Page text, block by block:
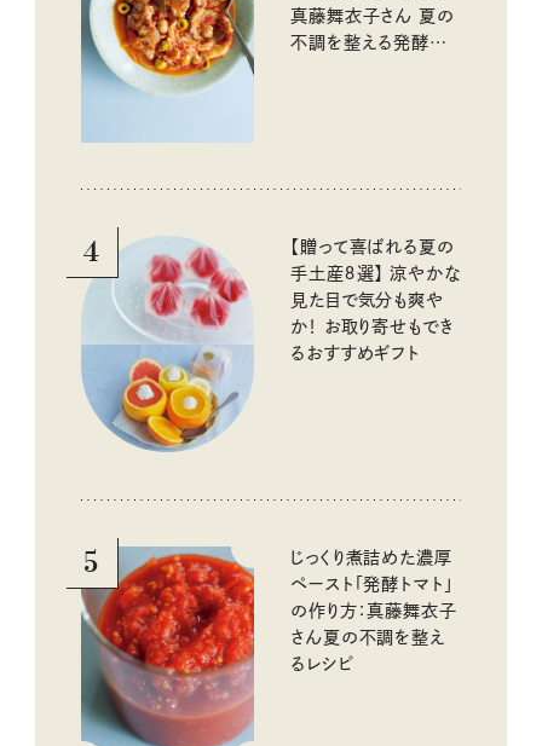
真藤舞衣子さん 夏の
不調を整える発酵レ
4
【贈って喜ばれる夏の
手土産８選】 涼やかな
見た目で気分も爽や
か！ お取り寄せもでき
るおすすめギフト
5
じっくり煮詰めた濃厚
ペースト「発酵トマト」
の作り方：真藤舞衣子
さん夏の不調を整え
るレシピ